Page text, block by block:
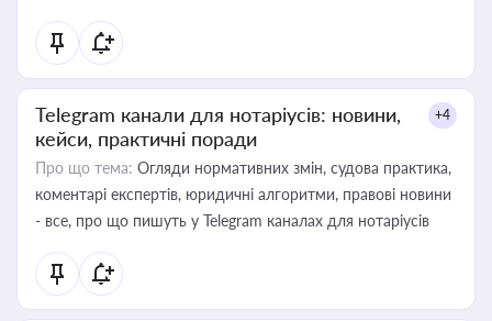
Telegram канали для нотаріусів: новини,
кейси, практичні поради
+4
Про що тема: Огляди нормативних змін, судова практика,
коментарі експертів, юридичні алгоритми, правові новини
- все, про що пишуть у Telegram каналах для нотаріусів